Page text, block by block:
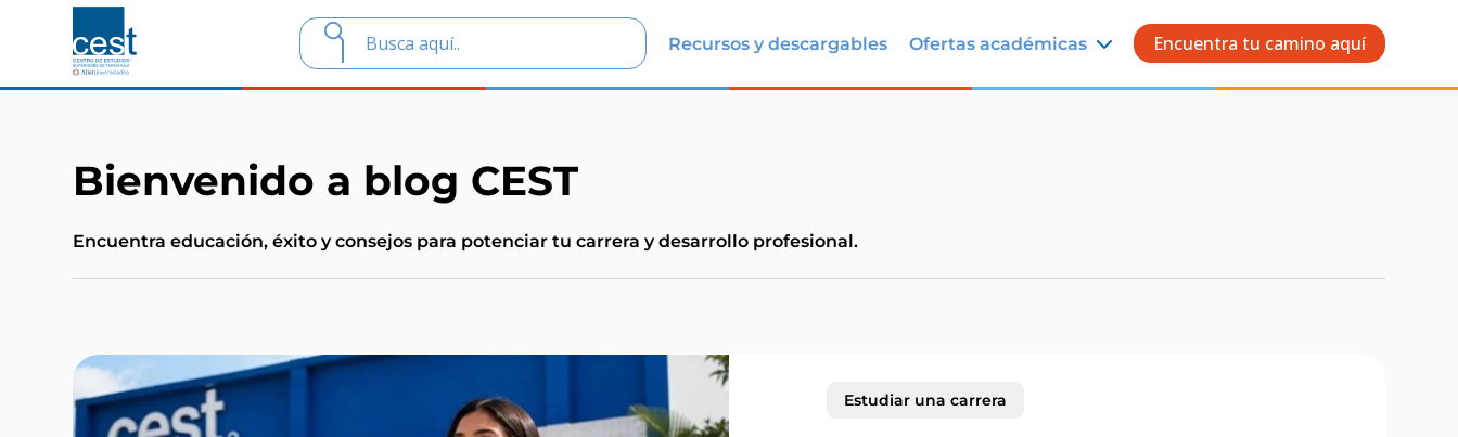
Recursos y descargables Ofertas académicas Encuentra tu camino aquí
Bienvenido a blog CEST
Encuentra educación, éxito y consejos para potenciar tu carrera y desarrollo profesional.
Estudiar una carrera